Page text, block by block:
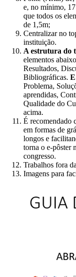
e, no mínimo,
que todos os
de 1,5m;
Centralizar no
instituição.
A estrutura do
elementos
Resultados,
Bibliográficas.
Problema,
aprendidas,
Qualidade do
acima.
É recomendado
em formas de
longos e
torna o e-pôster
congresso.
Trabalhos fora
Imagens para